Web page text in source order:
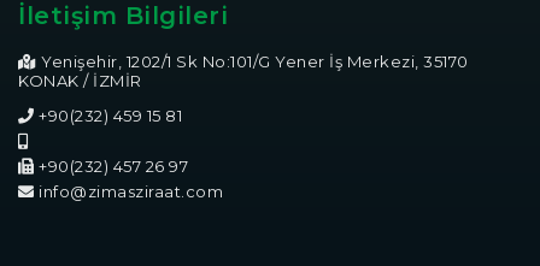
İletişim Bilgileri
Yenişehir, 1202/1 Sk No:101/G Yener İş Merkezi, 35170
KONAK / İZMİR
+90(232) 459 15 81
+90(232) 457 26 97
info@zimasziraat.com